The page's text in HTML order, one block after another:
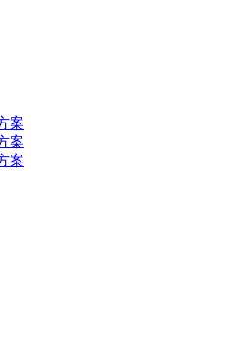
案
案
案